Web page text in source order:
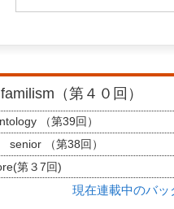
（第４０回）
（第39回）
（第38回）
第３7回)
現在連載中のバ